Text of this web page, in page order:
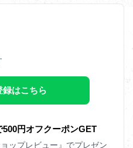
はこちら
円オフクーポンGET
ップレビュー』でプレゼン